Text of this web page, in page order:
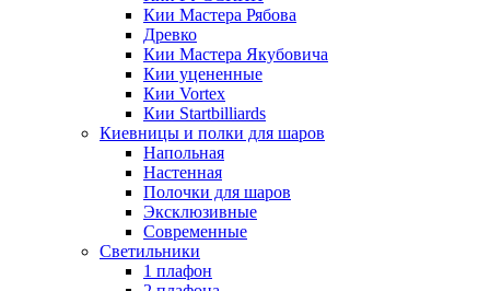
Кии Мастера Рябова
Древко
Кии Мастера Якубовича
Кии уцененные
Кии Vortex
Кии Startbilliards
Киевницы и полки для шаров
Напольная
Настенная
Полочки для шаров
Эксклюзивные
Современные
Светильники
1 плафон